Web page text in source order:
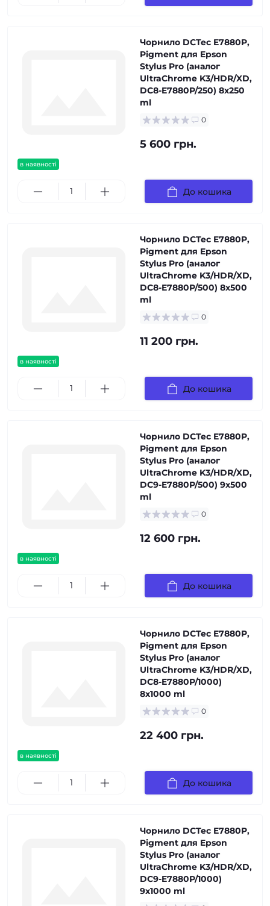
в наявності
Чорнило DCTec E7880P,
Pigment для Epson
Stylus Pro (аналог
UltraChrome K3/HDR/XD,
DC8-E7880P/250) 8x250
ml
0
5 600 грн.
До кошика
в наявності
Чорнило DCTec E7880P,
Pigment для Epson
Stylus Pro (аналог
UltraChrome K3/HDR/XD,
DC8-E7880P/500) 8x500
ml
0
11 200 грн.
До кошика
в наявності
Чорнило DCTec E7880P,
Pigment для Epson
Stylus Pro (аналог
UltraChrome K3/HDR/XD,
DC9-E7880P/500) 9x500
ml
0
12 600 грн.
До кошика
в наявності
Чорнило DCTec E7880P,
Pigment для Epson
Stylus Pro (аналог
UltraChrome K3/HDR/XD,
DC8-E7880P/1000)
8x1000 ml
0
22 400 грн.
До кошика
Чорнило DCTec E7880P,
Pigment для Epson
Stylus Pro (аналог
UltraChrome K3/HDR/XD,
DC9-E7880P/1000)
9x1000 ml